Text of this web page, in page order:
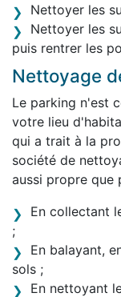
Nettoyer les
Nettoyer les
puis rentrer les
Nettoyage
Le parking n'est
votre lieu
qui a trait à la
société de
aussi propre que
En collectant
;
En balayant,
sols ;
En nettoyant